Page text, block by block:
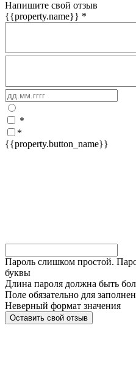
Напишите свой отзыв
{{property.name}} *
*
*
{{property.button_name}}
Пароль слишком простой.
буквы
Длина пароля должна быть
Поле обязательно для
Неверный формат значения